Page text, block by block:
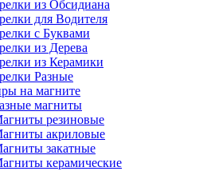
из Обсидиана
для Водителя
с Буквами
из Дерева
из Керамики
Разные
на магните
магниты
резиновые
акриловые
закатные
керамические